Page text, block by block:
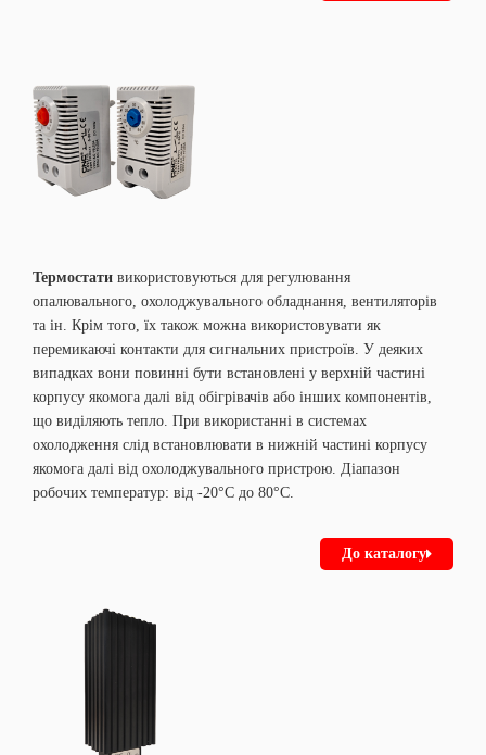
Термостати використовуються для регулювання
опалювального, охолоджувального обладнання, вентиляторів
та ін. Крім того, їх також можна використовувати як
перемикаючі контакти для сигнальних пристроїв. У деяких
випадках вони повинні бути встановлені у верхній частині
корпусу якомога далі від обігрівачів або інших компонентів,
що виділяють тепло. При використанні в системах
охолодження слід встановлювати в нижній частині корпусу
якомога далі від охолоджувального пристрою. Діапазон
робочих температур: від -20°C до 80°C.
До каталогу